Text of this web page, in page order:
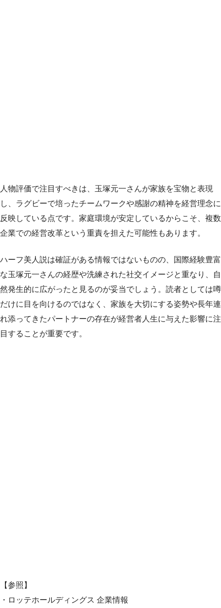
人物評価で注目すべきは、玉塚元一さんが家族を宝物と表現
し、ラグビーで培ったチームワークや感謝の精神を経営理念に
反映している点です。家庭環境が安定しているからこそ、複数
企業での経営改革という重責を担えた可能性もあります。
ハーフ美人説は確証がある情報ではないものの、国際経験豊富
な玉塚元一さんの経歴や洗練された社交イメージと重なり、自
然発生的に広がったと見るのが妥当でしょう。読者としては噂
だけに目を向けるのではなく、家族を大切にする姿勢や長年連
れ添ってきたパートナーの存在が経営者人生に与えた影響に注
目することが重要です。
【参照】
・ロッテホールディングス 企業情報